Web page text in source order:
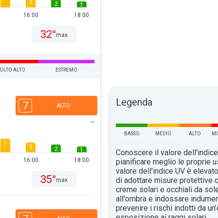
3
16:00
2
1
18:00
32°max
ALTO ESTREMO
7 ALTO
5
3
16:00
2
1
18:00
35°max
Legenda
BASSO MEDIO ALTO
Conoscere il valore
pianificare meglio le proprie
valore dell'indice UV è
di adottare misure protettive
creme solari e occhiali da
all'ombra e indossare
prevenire i rischi indotti da